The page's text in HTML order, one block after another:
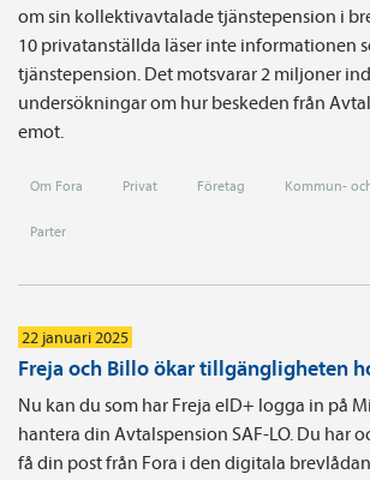
om sin kollektivavtalade tjänstepension i
10 privatanställda läser inte informationen
tjänstepension. Det motsvarar 2 miljoner
undersökningar om hur beskeden från
emot.
Om Fora Privat Företag Kommun-
Parter
22 januari 2025
Freja och Billo ökar tillgängligheten
Nu kan du som har Freja eID+ logga in på
hantera din Avtalspension SAF-LO. Du har
få din post från Fora i den digitala